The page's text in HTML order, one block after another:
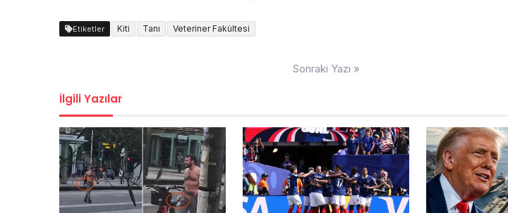
Etiketler Kiti Tanı Veteriner Fakültesi
Sonraki Yazı »
İlgili Yazılar